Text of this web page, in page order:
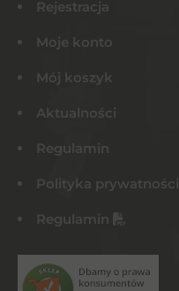
Rejestracja
Moje konto
Mój koszyk
Aktualności
Regulamin
Polityka prywatności
Regulamin